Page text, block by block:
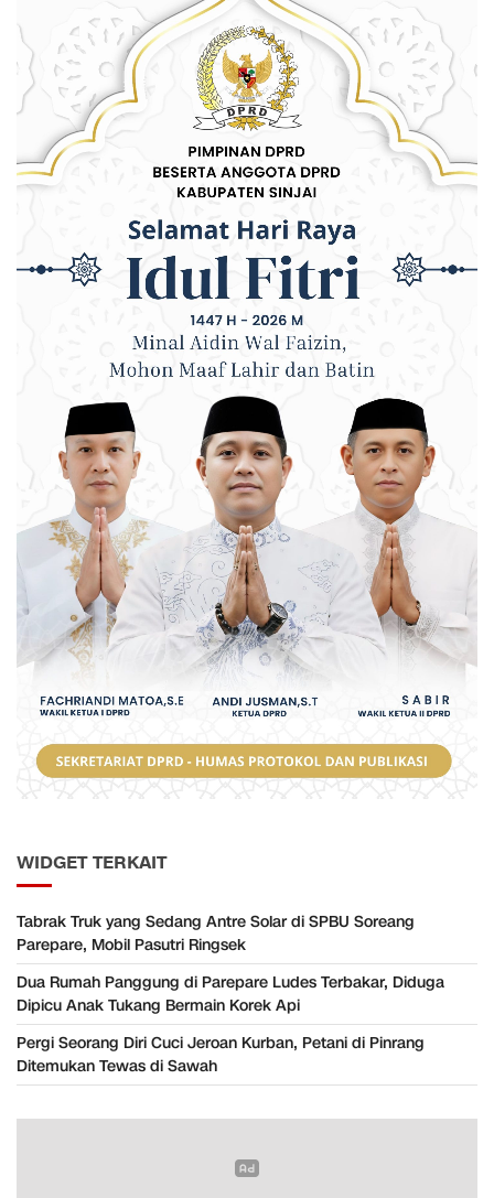
WIDGET TERKAIT
Tabrak Truk yang Sedang Antre Solar di SPBU Soreang
Parepare, Mobil Pasutri Ringsek
Dua Rumah Panggung di Parepare Ludes Terbakar, Diduga
Dipicu Anak Tukang Bermain Korek Api
Pergi Seorang Diri Cuci Jeroan Kurban, Petani di Pinrang
Ditemukan Tewas di Sawah